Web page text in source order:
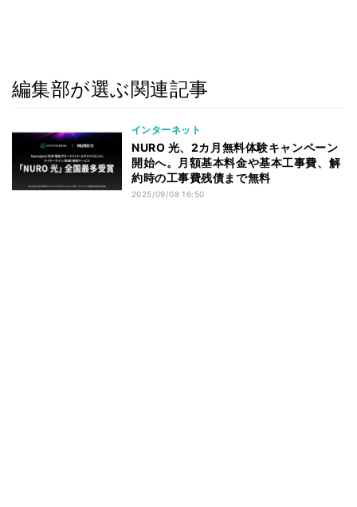
編集部が選ぶ関連記事
インターネット
NURO 光、2カ月無料体験キャンペーン
開始へ。月額基本料金や基本工事費、解
約時の工事費残債まで無料
2025/09/08 16:50